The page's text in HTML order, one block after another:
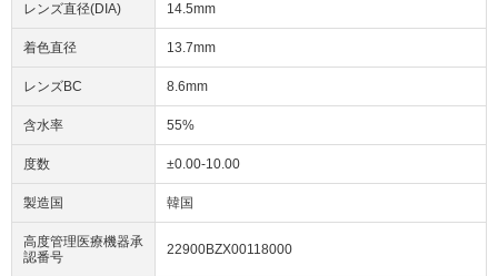
レンズ直径(DIA) 14.5mm
着色直径 13.7mm
レンズBC 8.6mm
含水率 55%
度数 ±0.00-10.00
製造国 韓国
高度管理医療機器承
認番号
22900BZX00118000